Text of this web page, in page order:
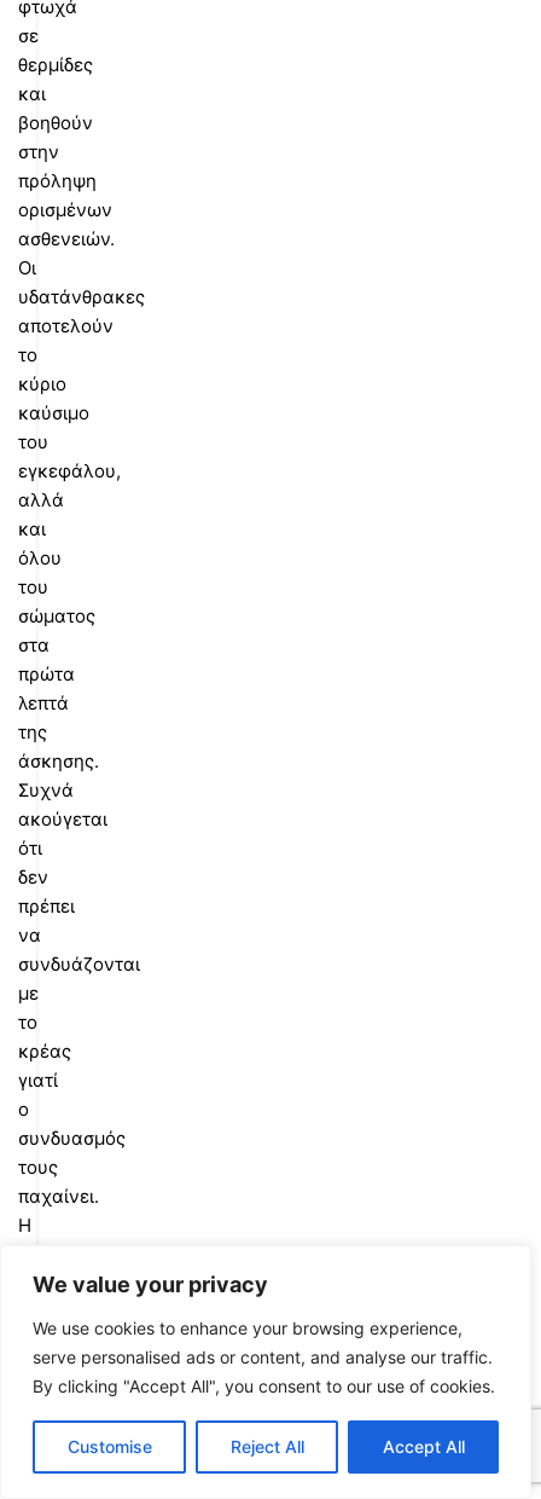
We value your privacy
We use cookies to enhance your browsing experience,
serve personalised ads or content, and analyse our traffic.
By clicking "Accept All", you consent to our use of cookies.
Customise Reject All Accept All
φτωχά
σε
θερμίδες
και
βοηθούν
στην
πρόληψη
ορισμένων
ασθενειών.
Οι
υδατάνθρακες
αποτελούν
το
κύριο
καύσιμο
του
εγκεφάλου,
αλλά
και
όλου
του
σώματος
στα
πρώτα
λεπτά
της
άσκησης.
Συχνά
ακούγεται
ότι
δεν
πρέπει
να
συνδυάζονται
με
το
κρέας
γιατί
ο
συνδυασμός
τους
παχαίνει.
Η
είναι
μπορούν
κάλλιστα
και
πρέπει
0